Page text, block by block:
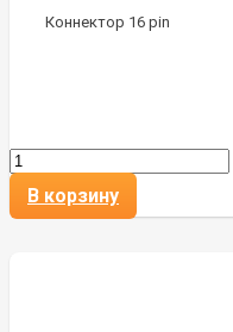
Коннектор 16 pin
В корзину